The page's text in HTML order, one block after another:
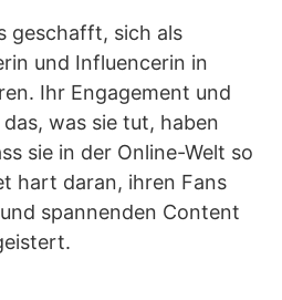
geschafft, sich als
und Influencerin in
Ihr Engagement und
was sie tut, haben
sie in der Online-Welt so
hart daran, ihren Fans
spannenden Content